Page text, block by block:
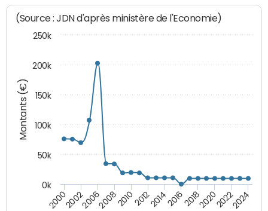
Montants (€)
(Source : JDN d'après ministère de l'Economie)
200020022006200820102012201420162018202020222024
0k
50k
100k
150k
200k
250k